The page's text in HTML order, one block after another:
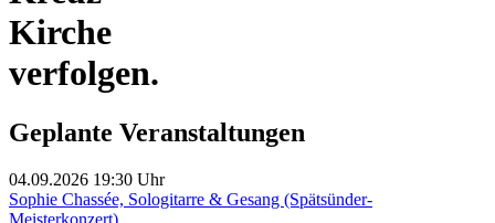
Kirche
verfolgen.
Geplante Veranstaltungen
04.09.2026 19:30 Uhr
Sophie Chassée, Sologitarre & Gesang (Spätsünder-
Meisterkonzert)